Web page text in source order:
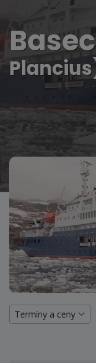
Termíny a ceny